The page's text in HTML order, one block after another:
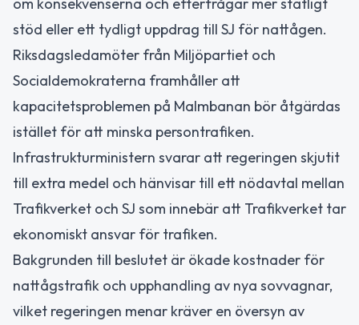
stöd eller ett tydligt uppdrag till SJ för nattågen.
Riksdagsledamöter från Miljöpartiet och
Socialdemokraterna framhåller att
kapacitetsproblemen på Malmbanan bör åtgärdas
istället för att minska persontrafiken.
Infrastrukturministern svarar att regeringen skjutit
till extra medel och hänvisar till ett nödavtal mellan
Trafikverket och SJ som innebär att Trafikverket tar
ekonomiskt ansvar för trafiken.
Bakgrunden till beslutet är ökade kostnader för
nattågstrafik och upphandling av nya sovvagnar,
vilket regeringen menar kräver en översyn av